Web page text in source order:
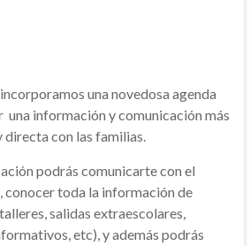
una novedosa agenda
información y comunicación más
directa con las familias.
podrás comunicarte con el
conocer toda la información de
salidas extraescolares,
etc), y además podrás